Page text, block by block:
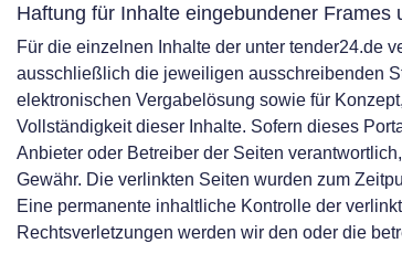
Haftung für Inhalte eingebundener Frames
Für die einzelnen Inhalte der unter tender24.de
ausschließlich die jeweiligen ausschreibenden
elektronischen Vergabelösung sowie für
Vollständigkeit dieser Inhalte. Sofern dieses
Anbieter oder Betreiber der Seiten
Gewähr. Die verlinkten Seiten wurden zum
Eine permanente inhaltliche Kontrolle der
Rechtsverletzungen werden wir den oder die